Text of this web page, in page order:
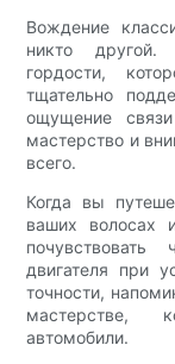
Вождение
никто другой.
гордости,
тщательно
ощущение
мастерство и
всего.
Когда вы
ваших
двигателя при
точности,
мастерстве,
автомобили.